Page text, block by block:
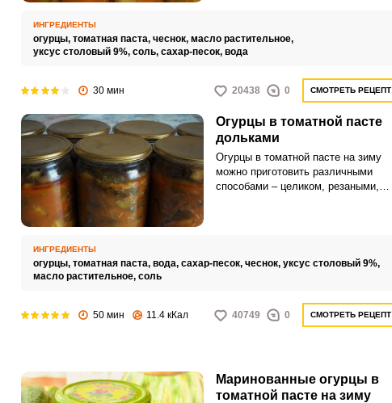
блюда.
ИНГРЕДИЕНТЫ
огурцы, томатная паста, чеснок, масло растительное,
уксус столовый 9%, соль, сахар-песок, вода
30 мин 20438 0 СМОТРЕТЬ РЕЦЕПТ
Огурцы в томатной пасте
дольками
Огурцы в томатной пасте на зиму
можно приготовить различными
способами – целиком, резаными,
ИНГРЕДИЕНТЫ
огурцы, томатная паста, вода, сахар-песок, чеснок, уксус столовый 9%,
масло растительное, соль
50 мин 11.4 кКал 40749 0 СМОТРЕТЬ РЕЦЕПТ
Маринованные огурцы в
томатной пасте на зиму